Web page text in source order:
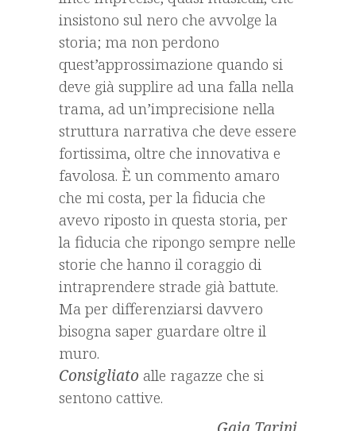
insistono sul nero che avvolge la
storia; ma non perdono
quest’approssimazione quando si
deve già supplire ad una falla nella
trama, ad un’imprecisione nella
struttura narrativa che deve essere
fortissima, oltre che innovativa e
favolosa. È un commento amaro
che mi costa, per la fiducia che
avevo riposto in questa storia, per
la fiducia che ripongo sempre nelle
storie che hanno il coraggio di
intraprendere strade già battute.
Ma per differenziarsi davvero
bisogna saper guardare oltre il
muro.
Consigliato alle ragazze che si
sentono cattive.